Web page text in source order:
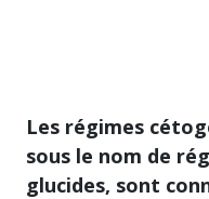
Les régimes
sous le nom de
glucides, sont